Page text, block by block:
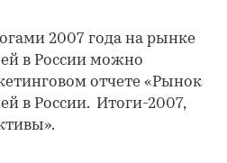
2007 года на рынке
в России можно
отчете «Рынок
в России. Итоги-2007,